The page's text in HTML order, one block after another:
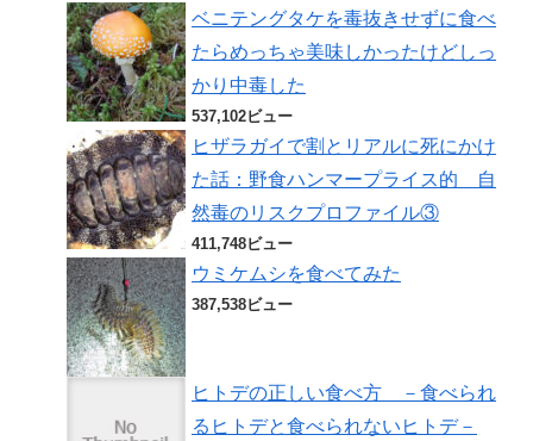
ベニテングタケを毒抜きせずに食べ
たらめっちゃ美味しかったけどしっ
かり中毒した
537,102ビュー
ヒザラガイで割とリアルに死にかけ
た話：野食ハンマープライス的 自
然毒のリスクプロファイル③
411,748ビュー
ウミケムシを食べてみた
387,538ビュー
ヒトデの正しい食べ方 －食べられ
るヒトデと食べられないヒトデ－